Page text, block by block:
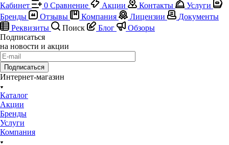
Кабинет
0 Сравнение Акции Контакты
Услуги
Бренды
Отзывы Компания Лицензии
Документы
Реквизиты
Поиск Блог
Обзоры
Подписаться
на новости и акции
Подписаться
Интернет-магазин
Каталог
Акции
Бренды
Услуги
Компания